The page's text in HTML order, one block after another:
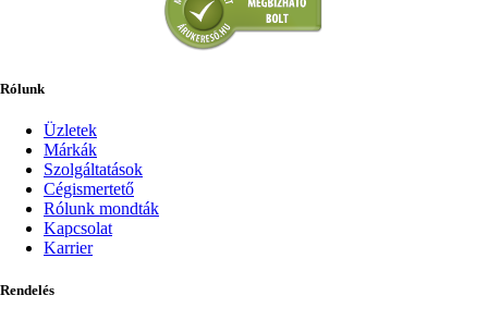
Rólunk
Üzletek
Márkák
Szolgáltatások
Cégismertető
Rólunk mondták
Kapcsolat
Karrier
Rendelés